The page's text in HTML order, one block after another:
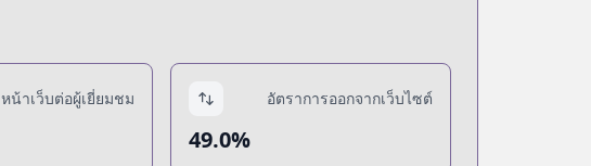
หน้าเว็บต่อผู้เยี่ยมชม อัตราการออกจากเว็บไซต์
49.0%